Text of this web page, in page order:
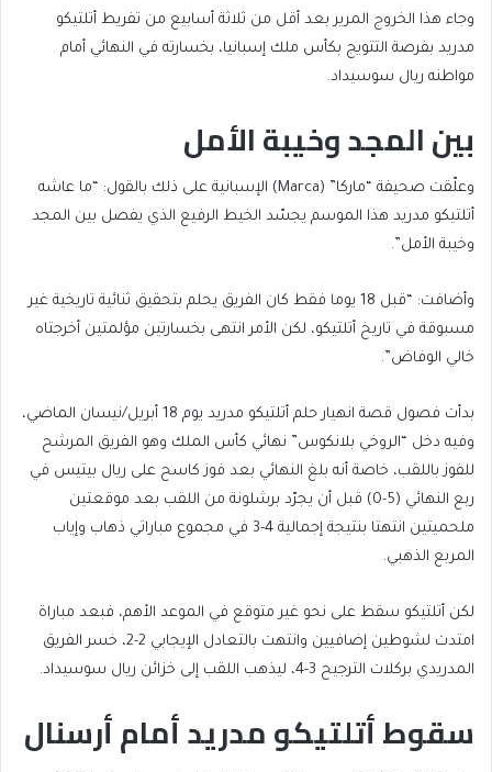
list
of
2
end
of
list
وجاء هذا الخروج المرير بعد أقل من ثلاثة أسابيع من تفريط أتلتيكو
مدريد بفرصة التتويج بكأس ملك إسبانيا، بخسارته في النهائي أمام
مواطنه ريال سوسيداد.
بين المجد وخيبة الأمل
وعلّقت صحيفة “ماركا” (Marca) الإسبانية على ذلك بالقول: “ما عاشه
أتلتيكو مدريد هذا الموسم يجسّد الخيط الرفيع الذي يفصل بين المجد
وخيبة الأمل”.
وأضافت: “قبل 18 يوما فقط كان الفريق يحلم بتحقيق ثنائية تاريخية غير
مسبوقة في تاريخ أتلتيكو، لكن الأمر انتهى بخسارتين مؤلمتين أخرجتاه
خالي الوفاض”.
بدأت فصول قصة انهيار حلم أتلتيكو مدريد يوم 18 أبريل/نيسان الماضي،
وفيه دخل “الروخي بلانكوس” نهائي كأس الملك وهو الفريق المرشح
للفوز باللقب، خاصة أنه بلغ النهائي بعد فوز كاسح على ريال بيتيس في
ربع النهائي (5-0) قبل أن يجرّد برشلونة من اللقب بعد موقعتين
ملحميتين انتهتا بنتيجة إجمالية 4-3 في مجموع مباراتي ذهاب وإياب
المربع الذهبي.
لكن أتلتيكو سقط على نحو غير متوقع في الموعد الأهم، فبعد مباراة
امتدت لشوطين إضافيين وانتهت بالتعادل الإيجابي 2-2، خسر الفريق
المدريدي بركلات الترجيح 3-4، ليذهب اللقب إلى خزائن ريال سوسيداد.
سقوط أتلتيكو مدريد أمام أرسنال